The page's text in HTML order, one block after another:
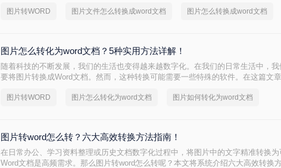
Word文档的转换。
图片转WORD 图片文件怎么转换成word文档 图片怎么转换成word文档
图片怎么转化为word文档？5种实用方法详解！
随着科技的不断发展，我们的生活也变得越来越数字化。在我们的日常生活中，我
要将图片转换成Word文档。然而，这种转换可能需要一些特殊的软件。在这篇文
图片转WORD 图片怎么转化为word文档 图片如何转化为word文档
图片转word怎么转？六大高效转换方法指南！
在日常办公、学习资料整理或历史文档数字化过程中，将图片中的文字精准转换为
Word文档是高频需求。那么图片转word怎么转呢？本文将系统介绍六大高效转换